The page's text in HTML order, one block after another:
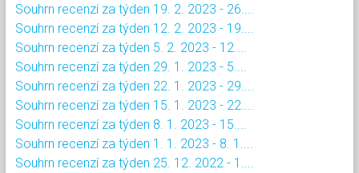
Souhrn recenzí za týden 19. 2. 2023 - 26....
Souhrn recenzí za týden 12. 2. 2023 - 19....
Souhrn recenzí za týden 5. 2. 2023 - 12....
Souhrn recenzí za týden 29. 1. 2023 - 5....
Souhrn recenzí za týden 22. 1. 2023 - 29....
Souhrn recenzí za týden 15. 1. 2023 - 22....
Souhrn recenzí za týden 8. 1. 2023 - 15....
Souhrn recenzí za týden 1. 1. 2023 - 8. 1....
Souhrn recenzí za týden 25. 12. 2022 - 1....